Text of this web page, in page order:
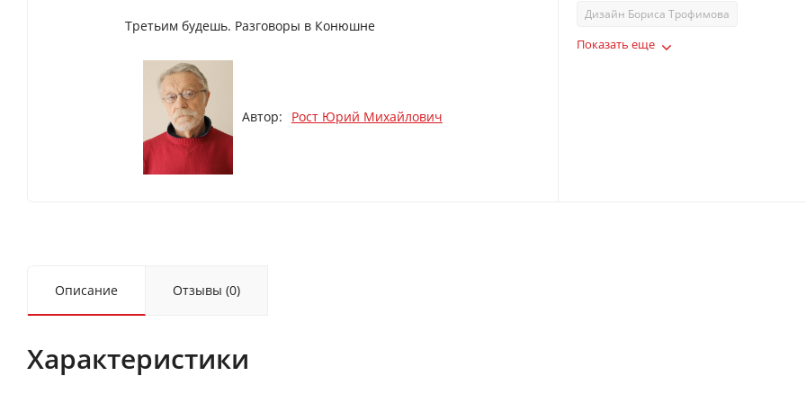
Третьим будешь. Разговоры в Конюшне Третьим будешь. Разговоры в Конюшне
Автор: Рост Юрий Михайлович
Дизайн Бориса Трофимова
Показать еще
Описание Отзывы (0)
Характеристики